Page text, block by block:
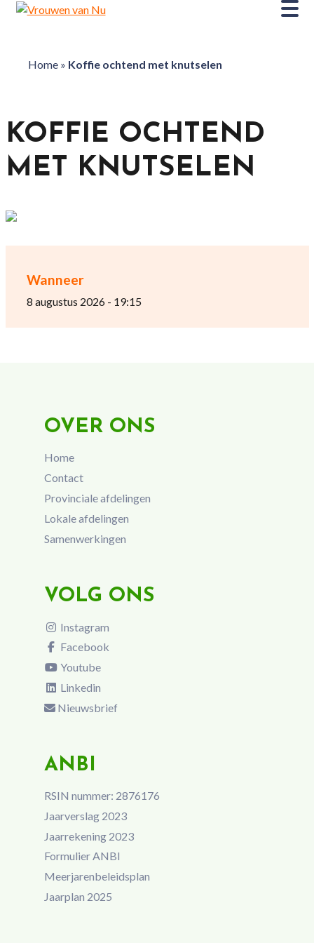
Home» Koffie ochtend met knutselen
Wanneer
8 augustus 2026 - 19:15
KOFFIE OCHTEND
MET KNUTSELEN
OVER ONS
Home
Contact
Provinciale afdelingen
Lokale afdelingen
Samenwerkingen
VOLG ONS
Instagram
Facebook
Youtube
Linkedin
Nieuwsbrief
ANBI
RSIN nummer: 2876176
Jaarverslag 2023
Jaarrekening 2023
Formulier ANBI
Meerjarenbeleidsplan
Jaarplan 2025